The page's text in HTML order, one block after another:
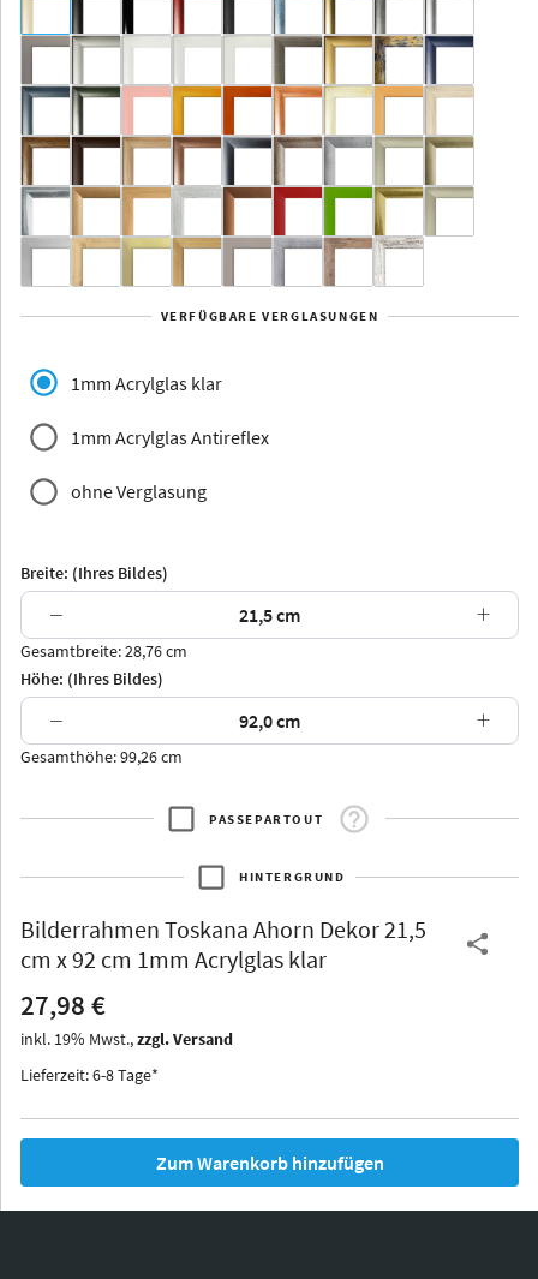
Dakota -
Rahmenloser
Aluminium
Yukon Alaska
Jersey Dauphine
Arran Luzern
Thurgau
Iowa
VERFÜGBARE VERGLASUNGEN
1mm Acrylglas klar
1mm Acrylglas Antireflex
ohne Verglasung
Breite: (Ihres Bildes)
− +
Gesamtbreite: 28,76 cm
Höhe: (Ihres Bildes)
− +
Gesamthöhe: 99,26 cm
PASSEPARTOUT
HINTERGRUND
Bilderrahmen Toskana Ahorn Dekor 21,5
cm x 92 cm 1mm Acrylglas klar
27,98 €
inkl. 19% Mwst.,zzgl. Versand
Lieferzeit: 6-8 Tage*
Zum Warenkorb hinzufügen